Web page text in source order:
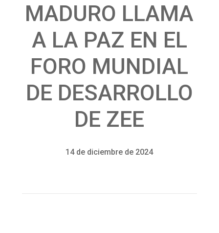
MADURO LLAMA
A LA PAZ EN EL
FORO MUNDIAL
DE DESARROLLO
DE ZEE
14 de diciembre de 2024